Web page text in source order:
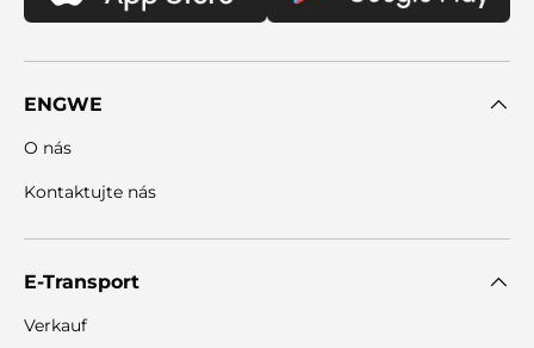
ENGWE
O nás
Kontaktujte nás
E-Transport
Verkauf